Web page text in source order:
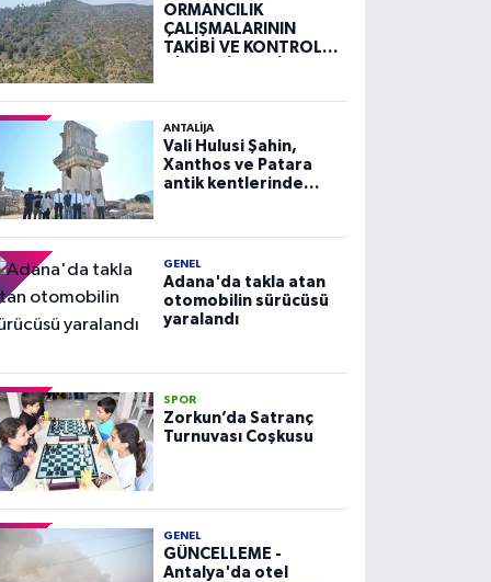
ORMANCILIK
ÇALIŞMALARININ
TAKİBİ VE KONTROLÜ
ANTALIJA
Vali Hulusi Şahin,
Xanthos ve Patara
antik kentlerinde
GENEL
Adana'da takla atan
otomobilin sürücüsü
yaralandı
SPOR
Zorkun’da Satranç
Turnuvası Coşkusu
GENEL
GÜNCELLEME -
Antalya'da otel